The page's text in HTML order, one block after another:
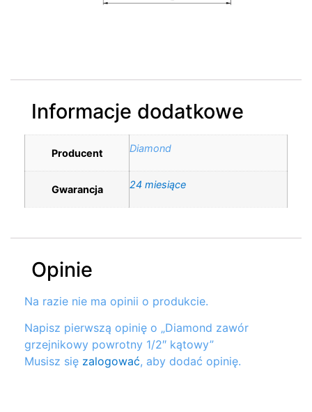
Informacje dodatkowe
Producent Diamond
Gwarancja 24 miesiące
Opinie
Na razie nie ma opinii o produkcie.
Napisz pierwszą opinię o „Diamond zawór
grzejnikowy powrotny 1/2″ kątowy”
Musisz się zalogować, aby dodać opinię.